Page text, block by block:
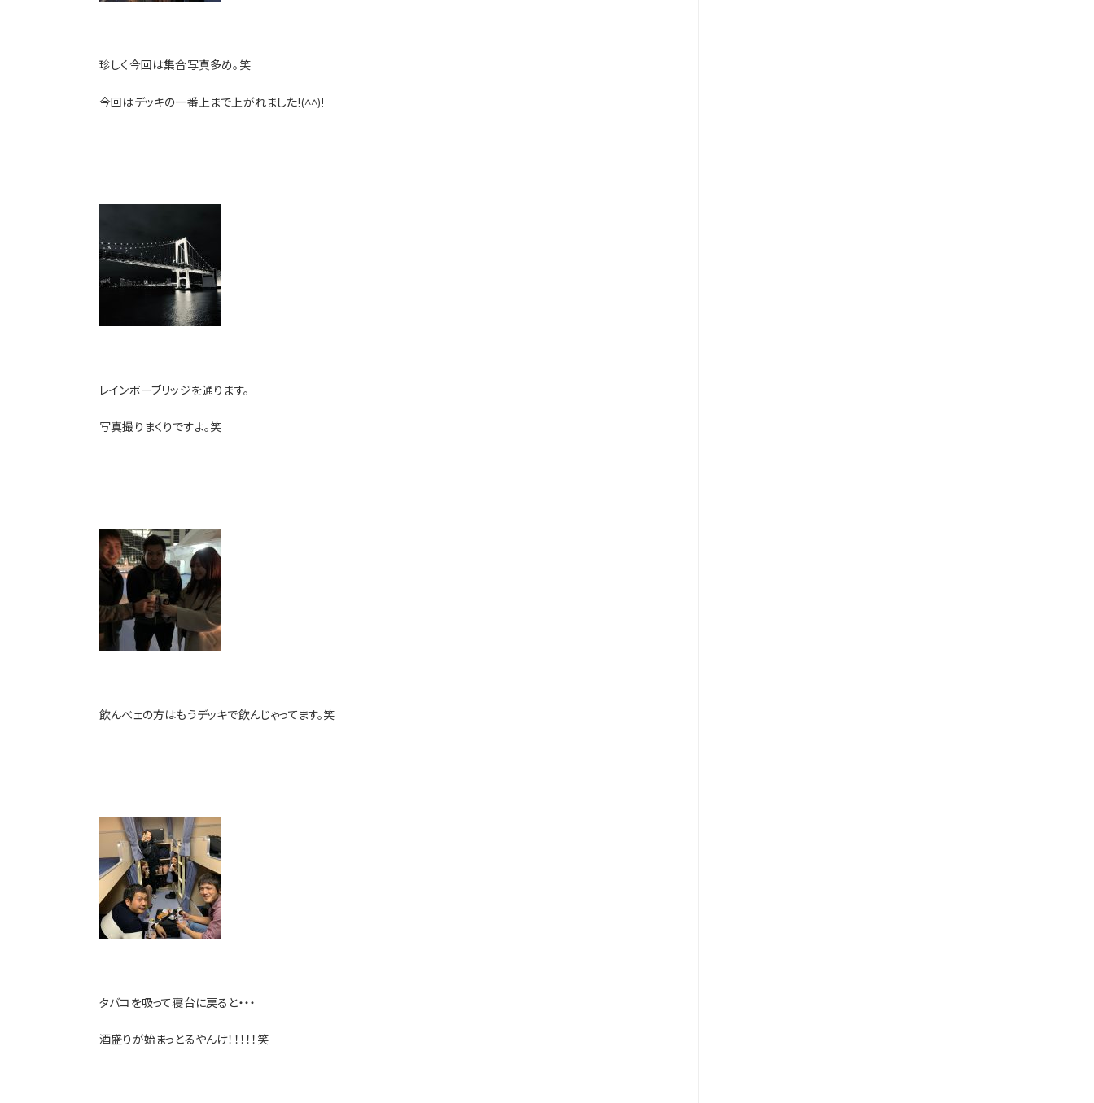
珍しく今回は集合写真多め。笑
今回はデッキの一番上まで上がれました!(^^)!
レインボーブリッジを通ります。
写真撮りまくりですよ。笑
飲んべェの方はもうデッキで飲んじゃってます。笑
タバコを吸って寝台に戻ると・・・
酒盛りが始まっとるやんけ！！！！！笑